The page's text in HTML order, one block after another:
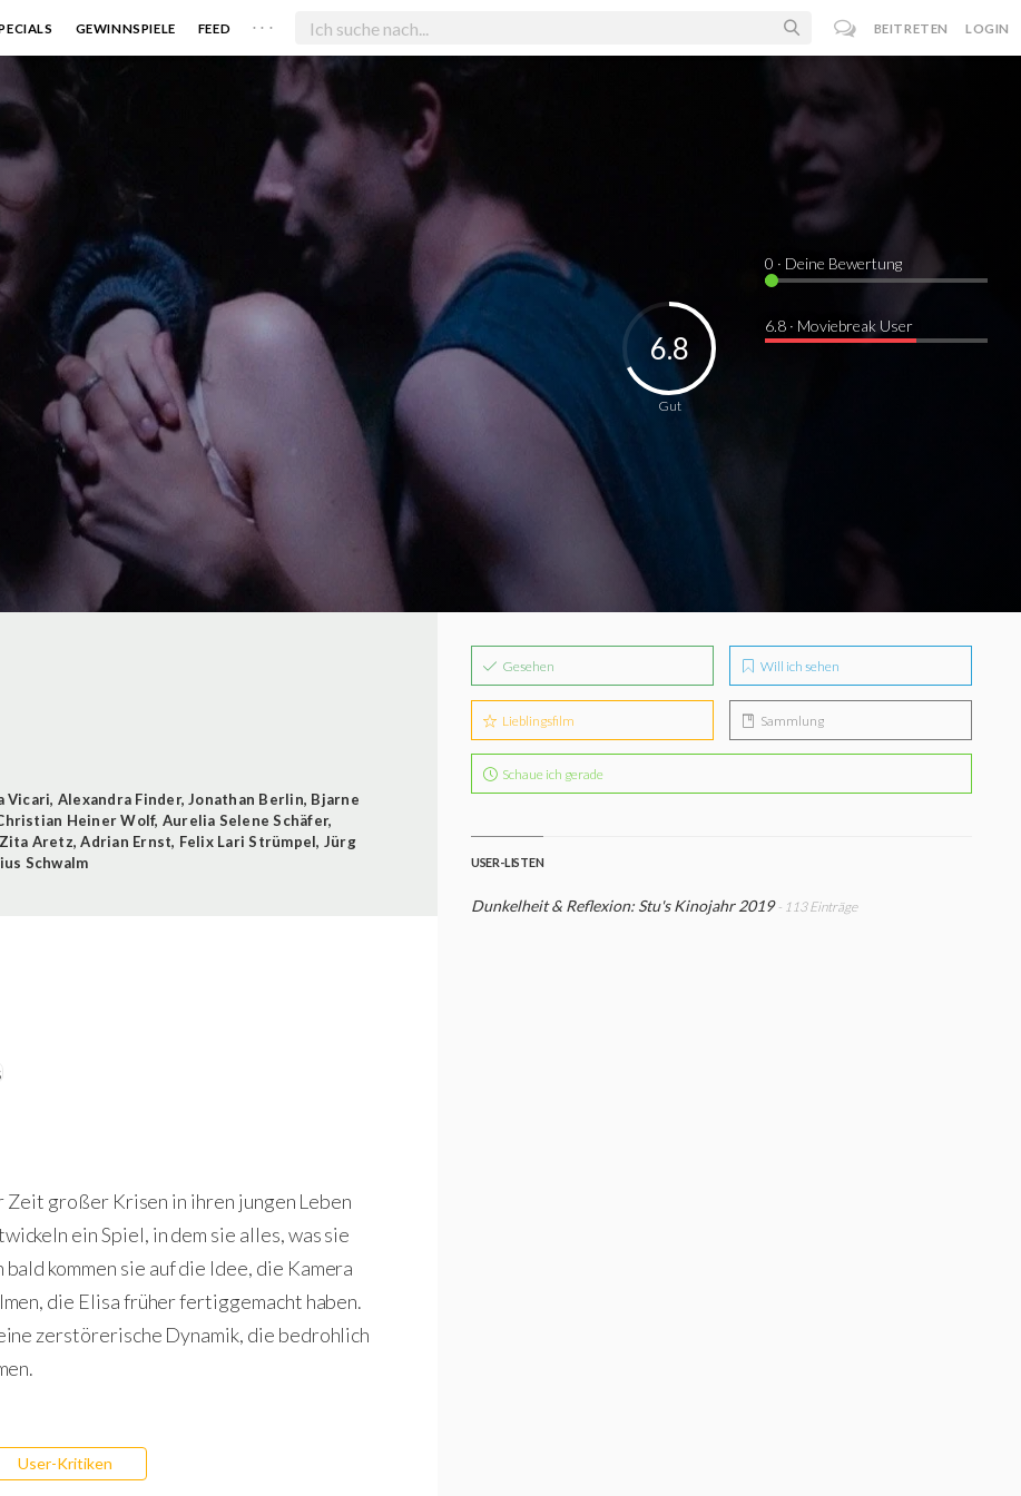
GEWINNSPIELE FEED . . . BEITRETEN LOGIN
Gut
6.8
0 · Deine Bewertung
6.8 · Moviebreak User
Vicari, Alexandra Finder,Jonathan Berlin, Bjarne
Heiner Wolf, Aurelia Selene Schäfer,
Zita Aretz,Adrian Ernst, Felix Lari Strümpel, Jürg
Schwalm
Zeit großer Krisen in ihren jungen Leben
ein Spiel, in dem sie alles, was sie
kommen sie auf die Idee, die Kamera
die Elisa früher fertiggemacht haben.
zerstörerische Dynamik, die bedrohlich
User-Kritiken
Gesehen Will ich sehen
Lieblingsfilm Sammlung
Schaue ich gerade
USER-LISTEN
Dunkelheit & Reflexion: Stu's Kinojahr 2019 - 113 Einträge